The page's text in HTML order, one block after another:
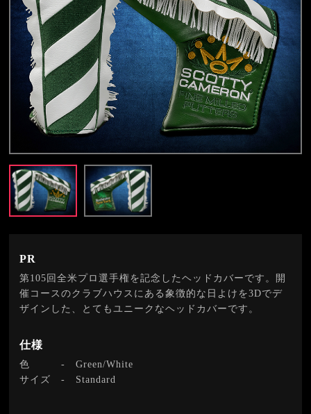
PR
第105回全米プロ選手権を記念したヘッドカバーです。開
催コースのクラブハウスにある象徴的な日よけを3Dでデ
ザインした、とてもユニークなヘッドカバーです。
仕様
色 -Green/White
サイズ - Standard